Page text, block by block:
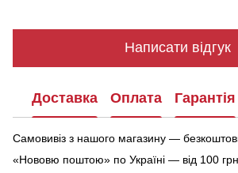
Написати відгук
Доставка Оплата Гарантія
Самовивіз з нашого магазину —
«Нововю поштою» по Україні — від 100 грн.